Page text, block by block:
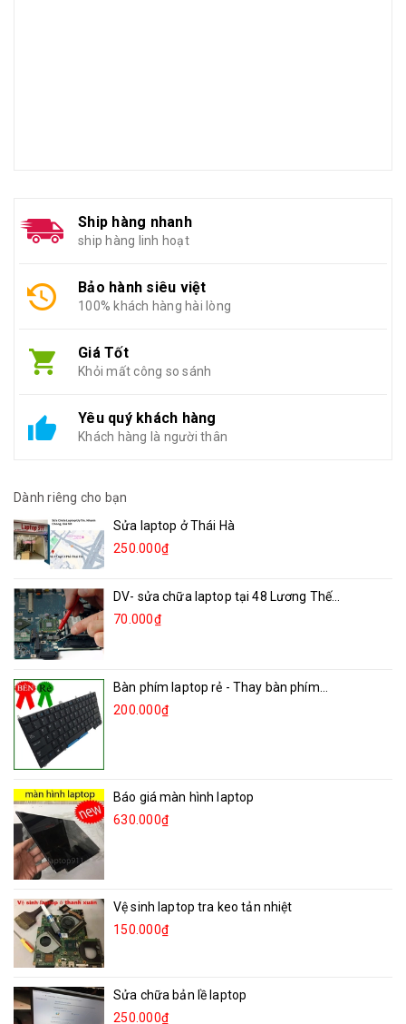
Ship hàng nhanh
ship hàng linh hoạt
Bảo hành siêu việt
100% khách hàng hài lòng
Giá Tốt
Khỏi mất công so sánh
Yêu quý khách hàng
Khách hàng là người thân
Dành riêng cho bạn
Sửa laptop ở Thái Hà
250.000₫
DV- sửa chữa laptop tại 48 Lương Thế...
70.000₫
Bàn phím laptop rẻ - Thay bàn phím...
200.000₫
Báo giá màn hình laptop
630.000₫
Vệ sinh laptop tra keo tản nhiệt
150.000₫
Sửa chữa bản lề laptop
250.000₫